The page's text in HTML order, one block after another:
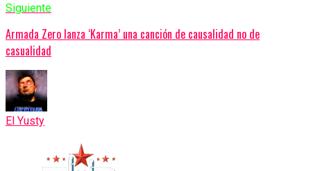
Siguiente
Armada Zero lanza ‘Karma’ una canción de causalidad no de
casualidad
El Yusty